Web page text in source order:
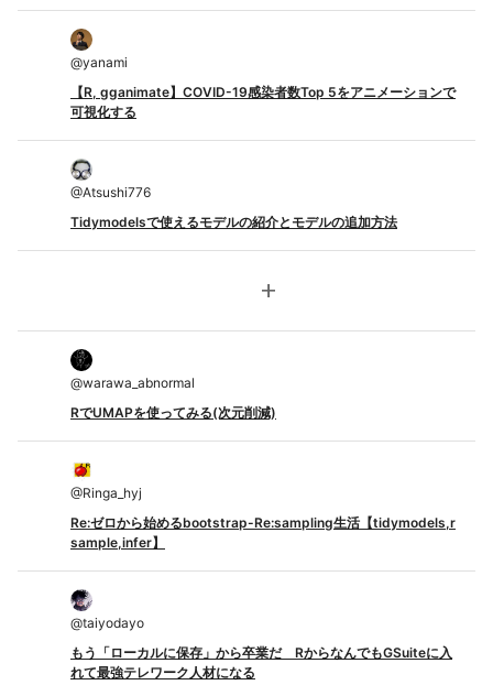
@yanami
【R, gganimate】COVID-19感染者数Top 5をアニメーションで
可視化する
@Atsushi776
Tidymodelsで使えるモデルの紹介とモデルの追加方法
add
@warawa_abnormal
RでUMAPを使ってみる(次元削減)
@Ringa_hyj
Re:ゼロから始めるbootstrap-Re:sampling生活【tidymodels,r
sample,infer】
@taiyodayo
もう「ローカルに保存」から卒業だ RからなんでもGSuiteに入
れて最強テレワーク人材になる